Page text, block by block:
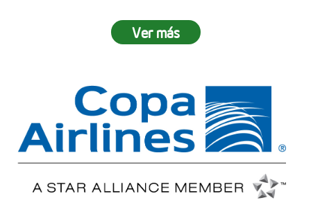
Jornada de reforestación
15 personas
Ver más